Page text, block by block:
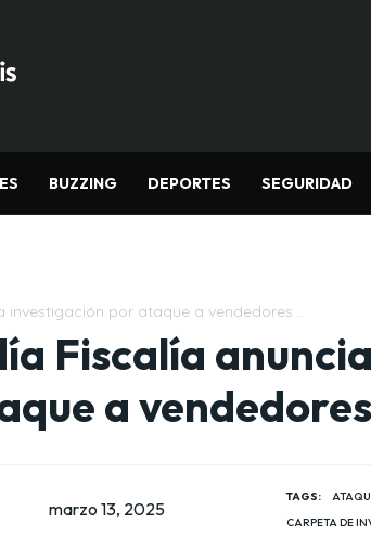
BUZZING DEPORTES SEGURIDAD
investigación por ataque a vendedores...
Fiscalía anuncia
a
marzo 13, 2025
TAGS:
CARPETA DE